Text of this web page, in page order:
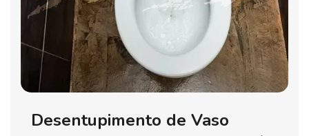
Desentupimento de Vaso